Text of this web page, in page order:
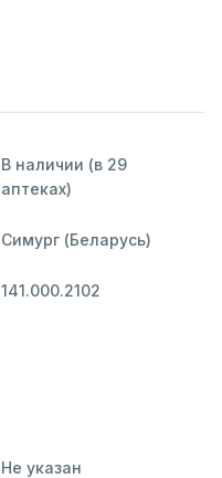
В наличии (в 29
аптеках)
Симург (Беларусь)
141.000.2102
Не указан